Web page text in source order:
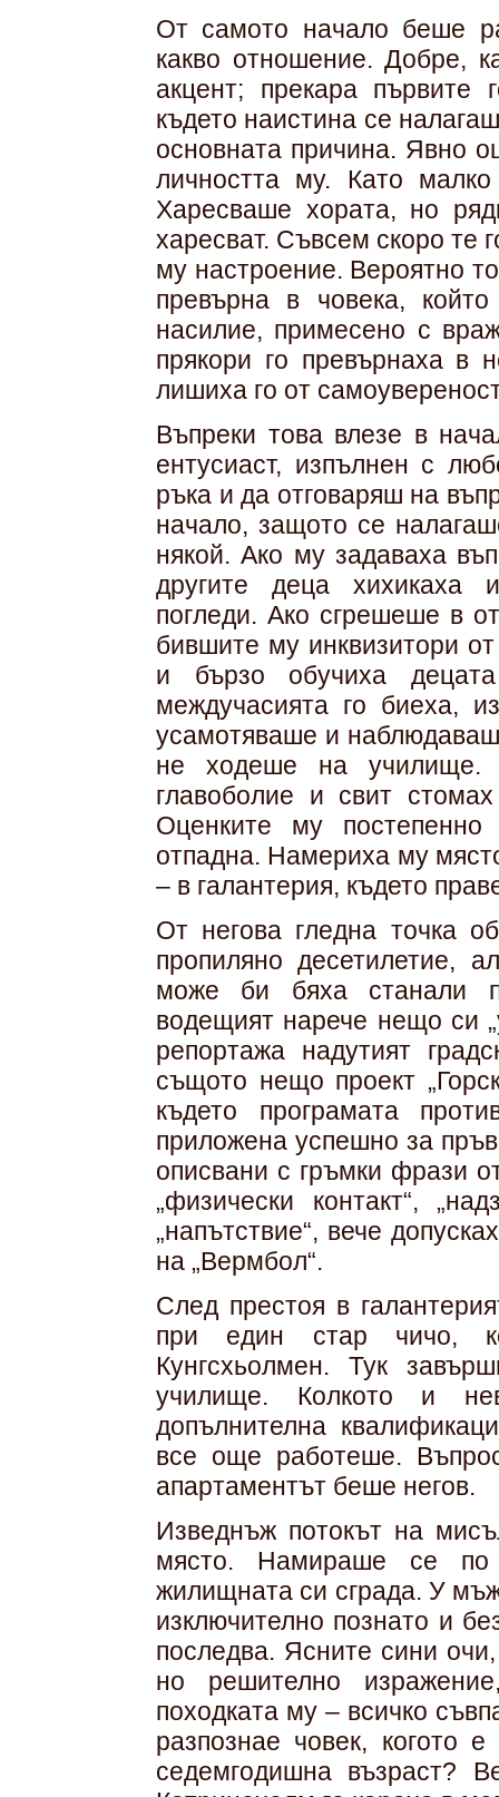
От самото начало беше
какво отношение. Добре,
акцент; прекара първите
където наистина се
основната причина. Явно
лич­ността му. Като
Харесваше хората, но
харесват. Съвсем скоро те
му настроение. Вероятно
превърна в човека,
насилие, примесено с
прякори го превърнаха в
лишиха го от
Въпреки това влезе в
ентусиаст, изпълнен с
ръка и да отговаряш на
начало, защото се
някой. Ако му задаваха
другите деца хихикаха
погледи. Ако сгрешеше в
бившите му инквизитори
и бързо обучиха
междучасията го биеха,
усамотяваше и
не ходеше на
главоболие и свит
Оценките му
отпадна. Намериха му
– в галантерия, където
От негова гледна точка
пропиляно десетилетие,
може би бяха станали
водещият нарече нещо си
репортажа надутият
същото нещо проект
където програмата
приложена успешно за
описвани с гръмки фрази
„физически контакт“,
„напътствие“, вече
на „Вермбол“.
След престоя в
при един стар чичо,
Кунгсхьолмен. Тук
училище. Колкото и
допълнителна
все още работеше.
апартаментът беше негов.
Изведнъж потокът на
място. Намираше се по
жилищната си сграда. У
изключително познато и
последва. Ясните сини
но решително
походката му – всичко
разпознае човек, когото
седемгодишна възраст?